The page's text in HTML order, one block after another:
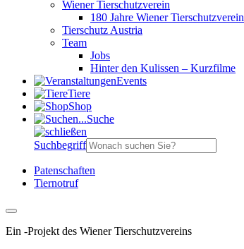
Wiener Tierschutzverein
180 Jahre Wiener Tierschutzverein
Tierschutz Austria
Team
Jobs
Hinter den Kulissen – Kurzfilme
Events
Tiere
Shop
Suche
Suchbegriff
Patenschaften
Tiernotruf
Ein -Projekt des Wiener Tierschutzvereins